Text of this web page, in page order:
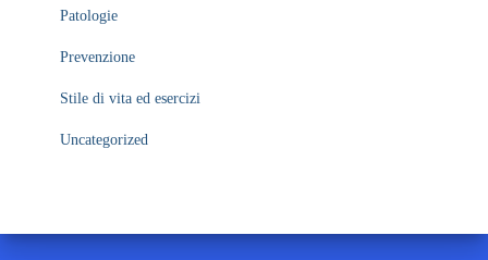
Patologie
Prevenzione
Stile di vita ed esercizi
Uncategorized